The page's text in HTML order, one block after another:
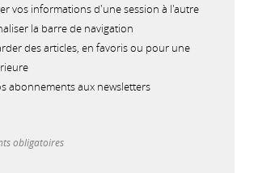
vos informations d'une session à l'autre
la barre de navigation
des articles, en favoris ou pour une
abonnements aux newsletters
obligatoires